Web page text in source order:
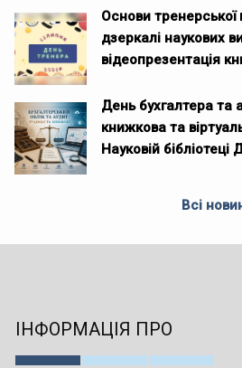
Основи тренерської
дзеркалі наукових
відеопрезентація
День бухгалтера та
книжкова та
Науковій бібліотеці
Всі
ІНФОРМАЦІЯ ПРО